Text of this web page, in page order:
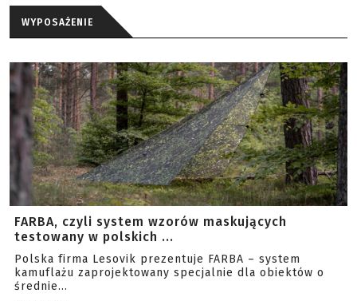
WYPOSAŻENIE
FARBA, czyli system wzorów maskujących
testowany w polskich ...
Polska firma Lesovik prezentuje FARBA – system
kamuflażu zaprojektowany specjalnie dla obiektów o
średnie...